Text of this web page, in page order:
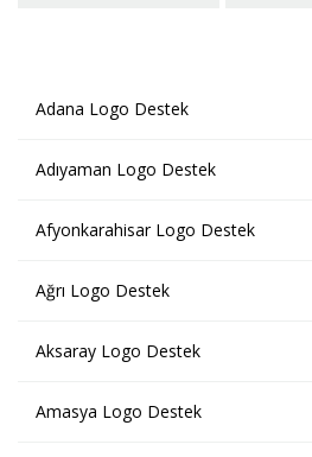
Adana Logo Destek
Adıyaman Logo Destek
Afyonkarahisar Logo Destek
Ağrı Logo Destek
Aksaray Logo Destek
Amasya Logo Destek